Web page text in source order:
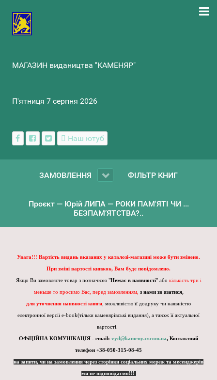
МАГАЗИН видаництва "КАМЕНЯР"
П'ятниця 7 серпня 2026
Наш ютуб
ЗАМОВЛЕННЯ ФІЛЬТР КНИГ
Проєкт — Юрій ЛИПА — РОКИ ПАМ'ЯТІ ЧИ ...
БЕЗПАМ’ЯТСТВА?..
Увага!!! Вартість видань вказаних у каталозі-магазині може бути змінено.
При зміні вартості книжок, Вам буде повідомлено.
Якщо Ви замовляєте товар з позначкою "Немає в наявності" або кількість три і
меньше то просимо Вас, перед замовленням, з нами зв'язатися,
для уточнення наявності книги , можливістю її додруку чи наявністю
електронної версії e-book(тільки каменярівські видання), а також її актуальної
вартості.
ОФіЦІЙНА КОМУНІКАЦІЯ - email: vyd@kamenyar.com.ua, Контактний
телефон +38-050-315-08-45
на запити, чи на замовлення через сторінки соціальних мереж та месенджерів
ми не відповідаємо!!!